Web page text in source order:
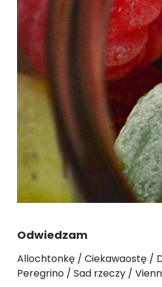
Odwiedzam
Allochtonkę Ciekawaostę
Peregrino
Sad rzeczy